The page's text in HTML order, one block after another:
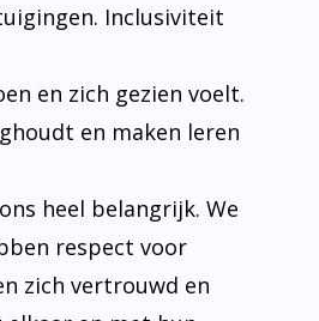
Inclusiviteit
en zich gezien voelt.
en maken leren
heel belangrijk. We
respect voor
zich vertrouwd en